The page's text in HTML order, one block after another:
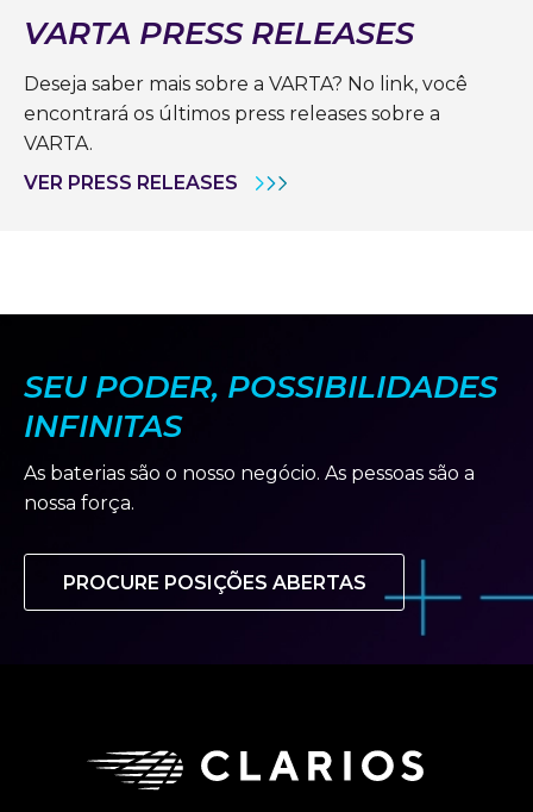
VARTA PRESS RELEASES
Deseja saber mais sobre a VARTA? No link, você
encontrará os últimos press releases sobre a
VARTA.
VER PRESS RELEASES
SEU PODER, POSSIBILIDADES
INFINITAS
As baterias são o nosso negócio. As pessoas são a
nossa força.
PROCURE POSIÇÕES ABERTAS